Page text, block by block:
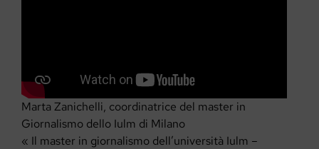
Marta Zanichelli, coordinatrice del master in
Giornalismo dello Iulm di Milano
« Il master in giornalismo dell’università Iulm –